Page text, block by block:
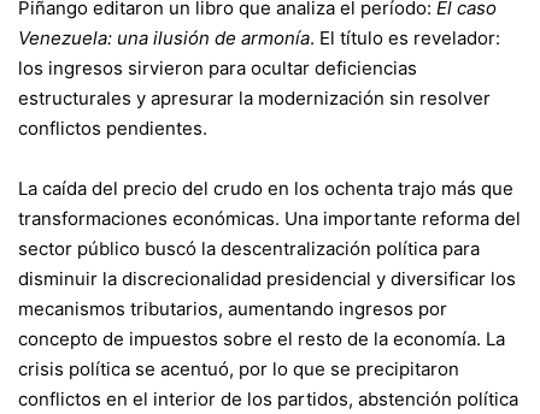
Piñango editaron un libro que analiza el período: El caso
Venezuela: una ilusión de armonía. El título es revelador:
los ingresos sirvieron para ocultar deficiencias
estructurales y apresurar la modernización sin resolver
conflictos pendientes.
La caída del precio del crudo en los ochenta trajo más que
transformaciones económicas. Una importante reforma del
sector público buscó la descentralización política para
disminuir la discrecionalidad presidencial y diversificar los
mecanismos tributarios, aumentando ingresos por
concepto de impuestos sobre el resto de la economía. La
crisis política se acentuó, por lo que se precipitaron
conflictos en el interior de los partidos, abstención política